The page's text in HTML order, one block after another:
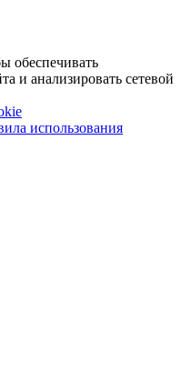
обеспечивать
и анализировать сетевой
использования